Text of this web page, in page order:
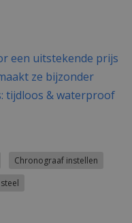
een uitstekende prijs
ze bijzonder
tijdloos & waterproof
Chronograaf instellen